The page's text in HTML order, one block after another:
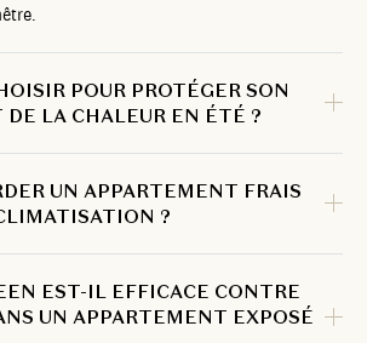
POUR PROTÉGER SON
LA CHALEUR EN ÉTÉ ?
UN APPARTEMENT FRAIS
?
EST-IL EFFICACE CONTRE
UN APPARTEMENT EXPOSÉ